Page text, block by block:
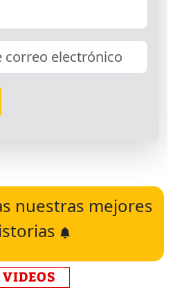
nuestras mejores
VIDEOS